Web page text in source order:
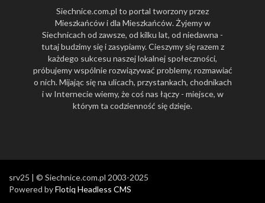
Siechnice.com.pl to portal tworzony przez
Mieszkańców i dla Mieszkańców. Żyjemy w
Siechnicach od zawsze, od kilku lat, od niedawna -
tutaj budzimy się i zasypiamy. Cieszymy się razem z
każdego sukcesu naszej lokalnej społeczności,
próbujemy wspólnie rozwiązywać problemy, rozmawiać
o nich. Mijając się na ulicach, przystankach, chodnikach
i w Internecie wiemy, że coś nas łączy - miejsce, w
którym ta codzienność się dzieje.
srv25 | © Siechnice.com.pl 2003-2025
Powered byFlotiq Headless CMS